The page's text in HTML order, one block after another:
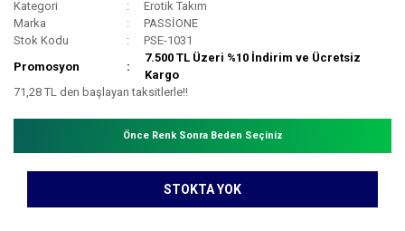
Kategori
Erotik Takım
Marka
PASSİONE
Stok Kodu
PSE-1031
Promosyon
7.500 TL Üzeri %10 İndirim ve Ücretsiz
Kargo
71,28 TL den başlayan taksitlerle!!
Önce Renk Sonra Beden Seçiniz
STOKTA YOK